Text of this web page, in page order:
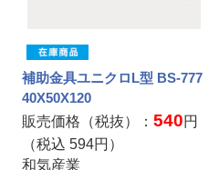
補助金具ユニクロL型 BS-777
40X50X120
販売価格（税抜）：540円
（税込594円）
和気産業